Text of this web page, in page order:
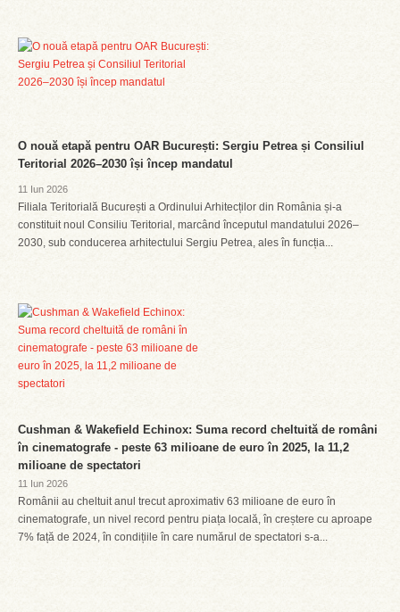
O nouă etapă pentru OAR București: Sergiu Petrea și Consiliul
Teritorial 2026–2030 își încep mandatul
11 Iun 2026
Filiala Teritorială București a Ordinului Arhitecților din România și-a
constituit noul Consiliu Teritorial, marcând începutul mandatului 2026–
2030, sub conducerea arhitectului Sergiu Petrea, ales în funcția...
Cushman & Wakefield Echinox: Suma record cheltuită de români
în cinematografe - peste 63 milioane de euro în 2025, la 11,2
milioane de spectatori
11 Iun 2026
Românii au cheltuit anul trecut aproximativ 63 milioane de euro în
cinematografe, un nivel record pentru piața locală, în creștere cu aproape
7% față de 2024, în condițiile în care numărul de spectatori s-a...